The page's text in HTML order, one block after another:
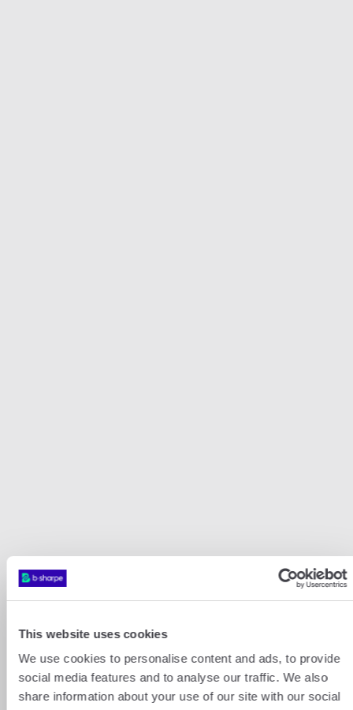
This website uses cookies
We use cookies to personalise content and ads, to provide
social media features and to analyse our traffic. We also
share information about your use of our site with our social
CHF USD CHF GBP